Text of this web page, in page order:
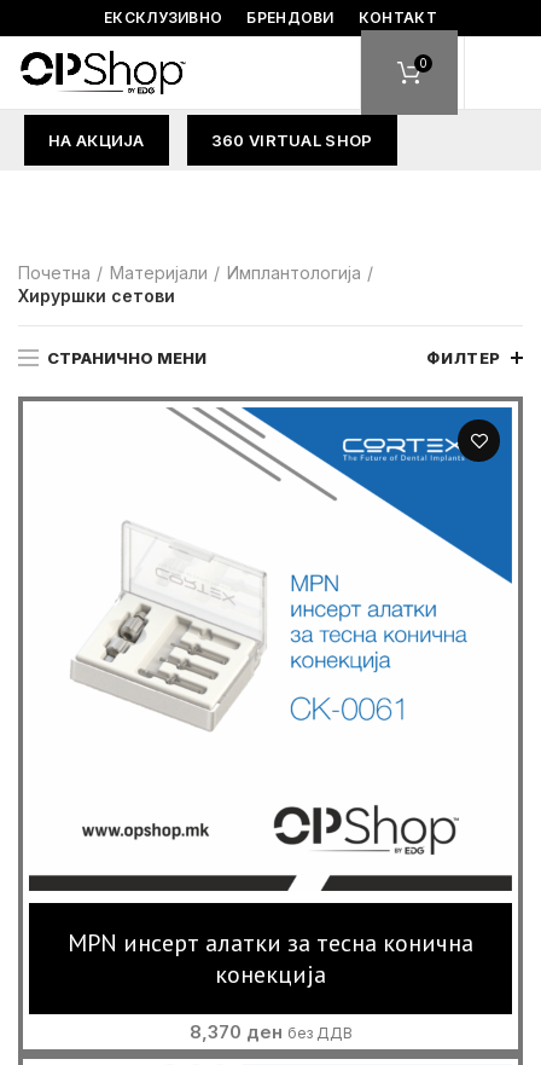
ЕКСКЛУЗИВНО БРЕНДОВИ КОНТАКТ
0
НА АКЦИЈА 360 VIRTUAL SHOP
Почетна Материјали
Имплантологија
Хируршки сетови
СТРАНИЧНО МЕНИ ФИЛТЕР
MPN инсерт алатки за тесна конична
конекција
8,370 ден без ДДВ